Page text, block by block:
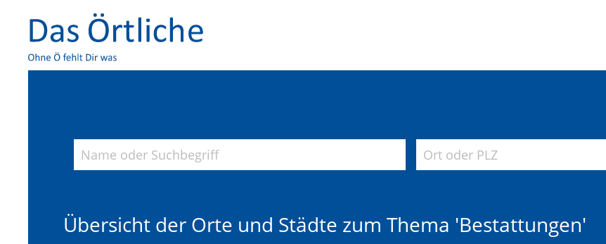
Übersicht der Orte und Städte zum Thema 'Bestattungen'